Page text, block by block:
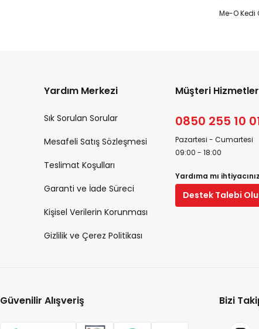
Me-O Kedi
Yardım Merkezi
Sık Sorulan Sorular
Mesafeli Satış Sözleşmesi
Teslimat Koşulları
Garanti ve İade Süreci
Kişisel Verilerin Korunması
Gizlilik ve Çerez Politikası
Müşteri
0850 255 10
Pazartesi - Cumartesi
09:00 - 18:00
Yardıma mı
Destek Talebi
Güvenilir Alışveriş Bizi